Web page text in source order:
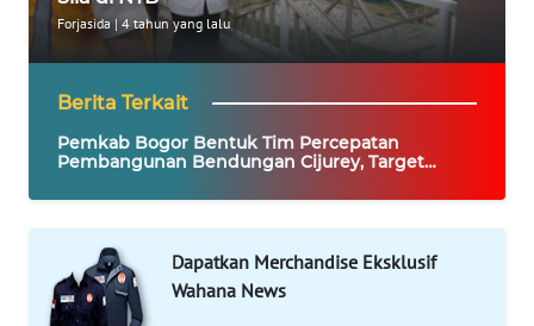
Forjasida| 4 tahun yang lalu
Berita Terkait
Pemkab Bogor Bentuk Tim Percepatan
Pembangunan Bendungan Cijurey, Target
Dapatkan Merchandise Eksklusif
Wahana News
WAHANA
INFRASTRUKTUR